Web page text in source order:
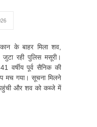
के बाहर मिला शव,
रही पुलिस मसूरी।
वर्षीय पूर्व सैनिक की
मच गया। सूचना मिलने
पहुंची और शव को कब्जे में